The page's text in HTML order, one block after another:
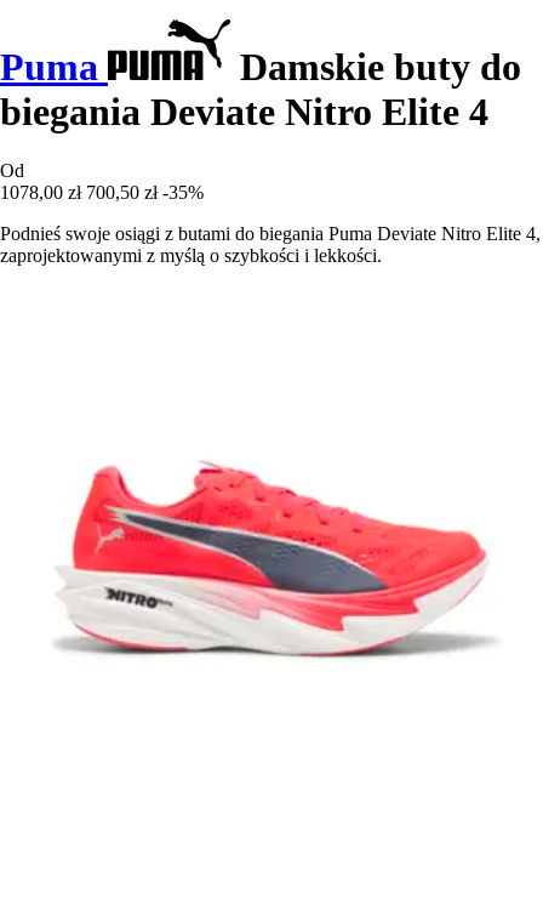
Puma
Damskie buty do
biegania Deviate Nitro Elite 4
Od
1078,00 zł 700,50 zł -35%
Podnieś swoje osiągi z butami do biegania Puma Deviate Nitro Elite 4,
zaprojektowanymi z myślą o szybkości i lekkości.